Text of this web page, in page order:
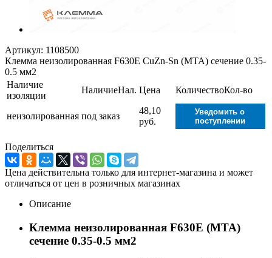
Артикул: 1108500
Клемма неизолированная F630E CuZn-Sn (MTA) сечение 0.35-
0.5 мм2
Наличие
изоляции
НаличиеНал. Цена КоличествоКол-во
неизолированная под заказ
48,10
руб.
Уведомить о
поступлении
Поделиться
Цена действительна только для интернет-магазина и может
отличаться от цен в розничных магазинах
Описание
Клемма неизолированная F630E (MTA)
сечение 0.35-0.5 мм2